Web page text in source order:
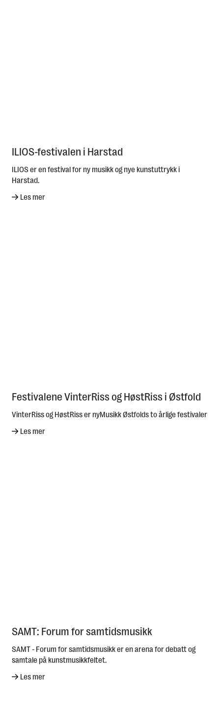
ILIOS-festivalen i Harstad
ILIOS er en festival for ny musikk og nye kunstuttrykk i
Harstad.
Les mer
Festivalene VinterRiss og HøstRiss i Østfold
VinterRiss og HøstRiss er nyMusikk Østfolds to årlige festivaler
Les mer
SAMT: Forum for samtidsmusikk
SAMT - Forum for samtidsmusikk er en arena for debatt og
samtale på kunstmusikkfeltet.
Les mer